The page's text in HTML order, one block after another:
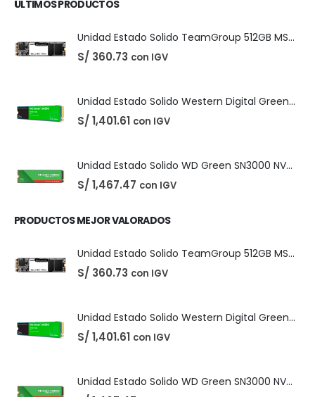
ÚLTIMOS PRODUCTOS
Unidad Estado Solido TeamGroup 512GB MS30
S/ 360.73 con IGV
Unidad Estado Solido Western Digital Green SN350 2TB
S/ 1,401.61 con IGV
Unidad Estado Solido WD Green SN3000 NVMe 1TB
S/ 1,467.47 con IGV
PRODUCTOS MEJOR VALORADOS
Unidad Estado Solido TeamGroup 512GB MS30
S/ 360.73 con IGV
Unidad Estado Solido Western Digital Green SN350 2TB
S/ 1,401.61 con IGV
Unidad Estado Solido WD Green SN3000 NVMe 1TB